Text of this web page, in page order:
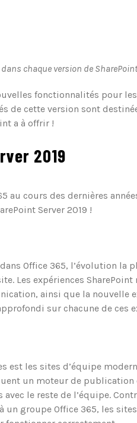
chaque version de SharePoint
fonctionnalités pour
de cette version sont
a à offrir !
2019
au cours des dernières
Server 2019 !
Office 365, l’évolution la
Les expériences
ainsi que la nouvelle
sur chacune de ces
est les sites d’équipe
un moteur de publication
le reste de l’équipe.
groupe Office 365, les